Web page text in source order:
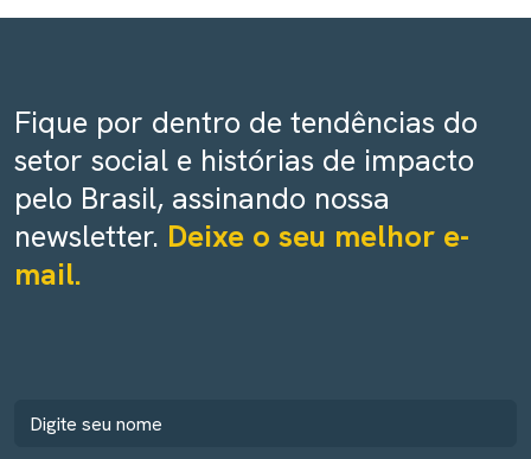
Fique por dentro de tendências do
setor social e histórias de impacto
pelo Brasil, assinando nossa
newsletter. Deixe o seu melhor e-
mail.